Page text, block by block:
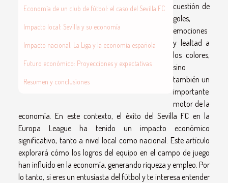
Economía de un club de fútbol: el caso del Sevilla FC
Impacto local: Sevilla y su economía
Impacto nacional: La Liga y la economía española
Futuro económico: Proyecciones y expectativas
Resumen y conclusiones
cuestión de
goles,
emociones
y lealtad a
los colores,
sino
también un
importante
motor de la
economía. En este contexto, el éxito del Sevilla FC en la
Europa League ha tenido un impacto económico
significativo, tanto a nivel local como nacional. Este artículo
explorará cómo los logros del equipo en el campo de juego
han influido en la economía, generando riqueza y empleo. Por
lo tanto, si eres un entusiasta del fútbol y te interesa entender